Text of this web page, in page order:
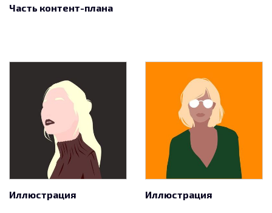
Часть контент-плана
Иллюстрация Иллюстрация